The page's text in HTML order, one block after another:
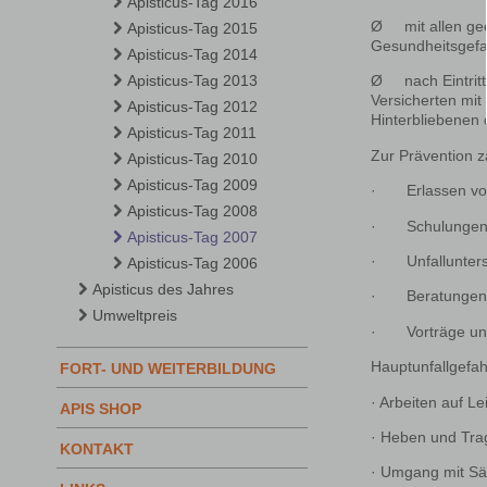
Ø mit allen
Ø nach Eintritt
Versicherten
Hinterbliebenen
Zur Prävention
· Erlassen von
· Schulungen
·
· Beratungen
· Vorträge und
· Arbeiten auf
· Heben und
· Umgang mit
Apisticus-Tag 2015
Apisticus-Tag 2014
Apisticus-Tag 2013
Apisticus-Tag 2012
Apisticus-Tag 2011
Apisticus-Tag 2010
Apisticus-Tag 2009
Apisticus-Tag 2008
Apisticus-Tag 2007
Apisticus-Tag 2006
Apisticus des Jahres
Umweltpreis
FORT- UND WEITERBILDUNG
APIS SHOP
KONTAKT